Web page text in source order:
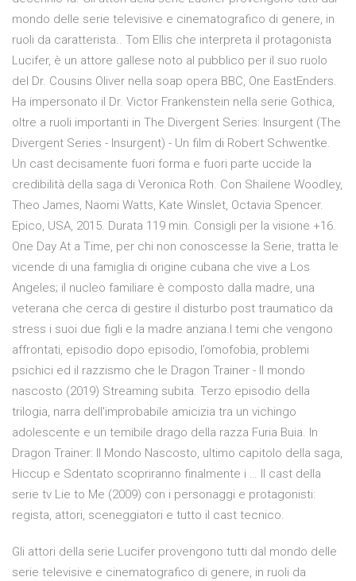
mondo delle serie televisive e cinematografico di genere, in
ruoli da caratterista.. Tom Ellis che interpreta il protagonista
Lucifer, è un attore gallese noto al pubblico per il suo ruolo
del Dr. Cousins Oliver nella soap opera BBC, One EastEnders.
Ha impersonato il Dr. Victor Frankenstein nella serie Gothica,
oltre a ruoli importanti in The Divergent Series: Insurgent (The
Divergent Series - Insurgent) - Un film di Robert Schwentke.
Un cast decisamente fuori forma e fuori parte uccide la
credibilità della saga di Veronica Roth. Con Shailene Woodley,
Theo James, Naomi Watts, Kate Winslet, Octavia Spencer.
Epico, USA, 2015. Durata 119 min. Consigli per la visione +16.
One Day At a Time, per chi non conoscesse la Serie, tratta le
vicende di una famiglia di origine cubana che vive a Los
Angeles; il nucleo familiare è composto dalla madre, una
veterana che cerca di gestire il disturbo post traumatico da
stress i suoi due figli e la madre anziana.I temi che vengono
affrontati, episodio dopo episodio, l’omofobia, problemi
psichici ed il razzismo che le Dragon Trainer - Il mondo
nascosto (2019) Streaming subita. Terzo episodio della
trilogia, narra dell'improbabile amicizia tra un vichingo
adolescente e un temibile drago della razza Furia Buia. In
Dragon Trainer: Il Mondo Nascosto, ultimo capitolo della saga,
Hiccup e Sdentato scopriranno finalmente i … Il cast della
serie tv Lie to Me (2009) con i personaggi e protagonisti:
regista, attori, sceneggiatori e tutto il cast tecnico.
Gli attori della serie Lucifer provengono tutti dal mondo delle
serie televisive e cinematografico di genere, in ruoli da